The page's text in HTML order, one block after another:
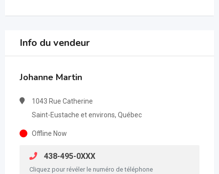
Info du vendeur
Johanne Martin
1043 Rue Catherine
Saint-Eustache et environs, Québec
Offline Now
438-495-0XXX
Cliquez pour révéler le numéro de téléphone